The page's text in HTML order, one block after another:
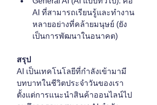
AI ที่สามารถเรียนรู้และทำงาน
หลายอย่างที่คล้ายมนุษย์ (ยัง
เป็นการพัฒนาในอนาคต)
สรุป
AI เป็นเทคโนโลยีที่กำลังเข้ามามี
บทบาทในชีวิตประจำวันของเรา
ตั้งแต่การแนะนำสินค้าออนไลน์ไป